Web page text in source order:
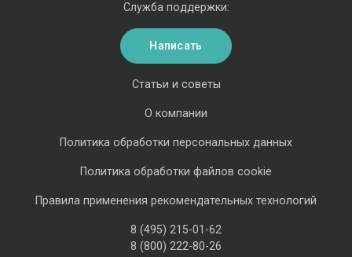
Статьи и советы
О компании
Политика обработки персональных данных
Политика обработки файлов cookie
Правила применения рекомендательных технологий
8 (495) 215-01-62
8 (800) 222-80-26
Служба поддержки:
Написать